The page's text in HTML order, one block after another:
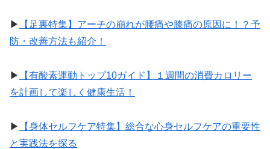
▶︎
【足裏特集】アーチの崩れが腰痛や膝痛の原因に！？予
防・改善方法も紹介！
▶︎
【有酸素運動トップ10ガイド】１週間の消費カロリー
を計画して楽しく健康生活！
▶︎
【身体セルフケア特集】総合な心身セルフケアの重要性
と実践法を探る